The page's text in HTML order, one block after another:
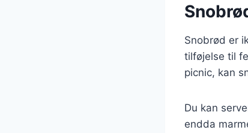
Snobrød er
tilføjelse til
picnic, kan
Du kan
endda